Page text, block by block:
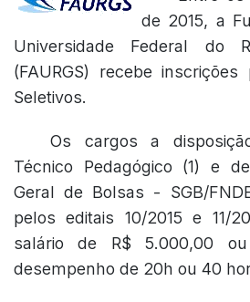
de 2015, a
Universidade Federal do
(FAURGS) recebe
Seletivos.
Os cargos a
Técnico Pedagógico (1) e
Geral de Bolsas - SGB/
pelos editais 10/2015 e 11/
salário de R$ 5.000,00
desempenho de 20h ou 40